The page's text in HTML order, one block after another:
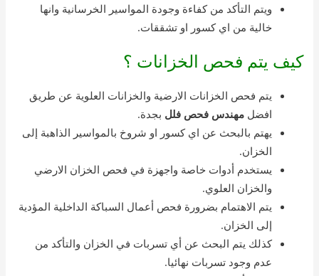
ويتم التأكد من كفاءة وجودة المواسير الخرسانية وانها
خالية من اي كسور او تشققات.
كيف يتم فحص الخزانات ؟
يتم فحص الخزانات الارضية والخزانات العلوية عن طريق
افضلمهندس فحص فلل بجدة.
يهتم بالبحث عن اي كسور او شروخ بالمواسير الذاهبة إلى
الخزان.
يستخدم أدوات خاصة واجهزة في فحص الخزان الارضي
والخزان العلوي.
يتم الاهتمام بضرورة فحص أعمال السباكة الداخلية المؤدية
إلى الخزان.
كذلك يتم البحث عن أي تسربات في الخزان والتأكد من
عدم وجود تسربات نهائيا.